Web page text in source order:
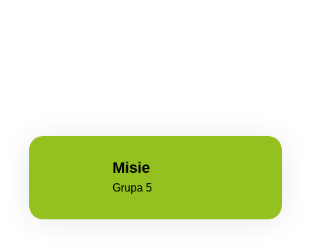
Misie
Grupa 5